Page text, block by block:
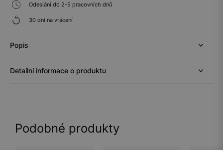
Odeslání do 2-5 pracovních dnů
30 dní na vrácení
Popis
Detailní informace o produktu
Podobné produkty